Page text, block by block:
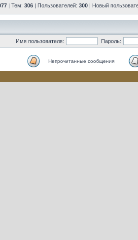
| Тем: 306 | Пользователей: 300 | Новый
Имя пользователя: Пароль:
Непрочитанные сообщения